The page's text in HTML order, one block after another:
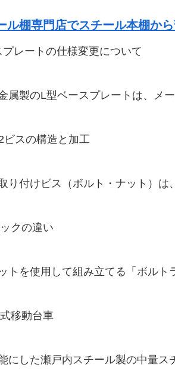
棚専門店でスチール本棚から
レートの仕様変更について
属製のL型ベースプレートは、メ
スの構造と加工
り付けビス（ボルト・ナット）は
クの違い
トを使用して組み立てる「ボル
移動台車
にした瀬戸内スチール製の中量ス